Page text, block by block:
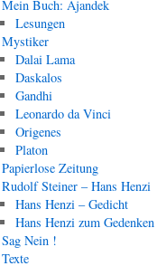
Mein Buch: Ajandek
Lesungen
Mystiker
Dalai Lama
Daskalos
Gandhi
Leonardo da Vinci
Origenes
Platon
Papierlose Zeitung
Rudolf Steiner – Hans Henzi
Hans Henzi – Gedicht
Hans Henzi zum Gedenken
Sag Nein !
Texte